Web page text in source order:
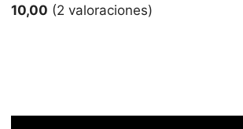
10,00 (2 valoraciones)